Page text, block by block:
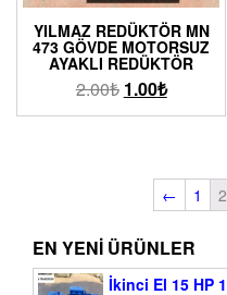
YILMAZ REDÜKTÖR MN
473 GÖVDE MOTORSUZ
AYAKLI REDÜKTÖR
2.00₺ 1.00₺
← 1 2
EN YENI ÜRÜNLER
İkinci El 15 HP